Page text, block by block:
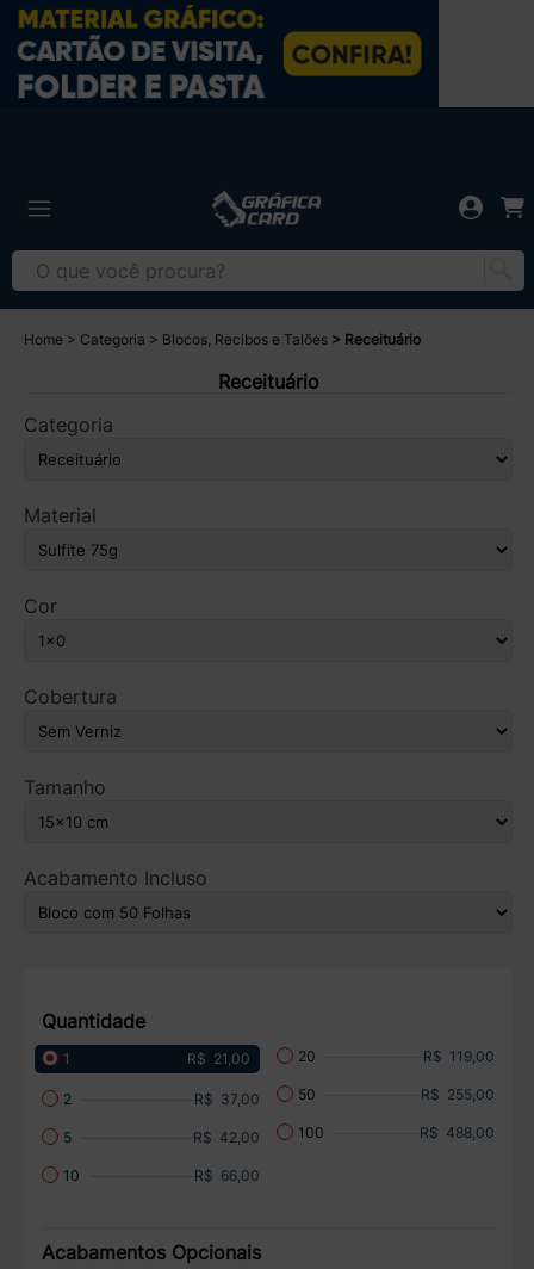
Home Categoria Blocos, Recibos e Talões Receituário
Receituário
Categoria
Material
Cor
Cobertura
Tamanho
Acabamento Incluso
Quantidade
1 R$ 21,00
2 R$ 37,00
5 R$ 42,00
10 R$ 66,00
20 R$ 119,00
50 R$ 255,00
100 R$ 488,00
Acabamentos Opcionais